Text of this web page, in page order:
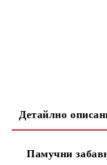
Детайлно
Памучни